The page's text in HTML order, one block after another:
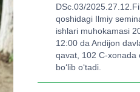
DSc.03/
qoshidagi Ilmiy
ishlari muhokamasi
12:00 da Andijon
qavat, 102 C-xonada
bo‘lib o‘tadi.